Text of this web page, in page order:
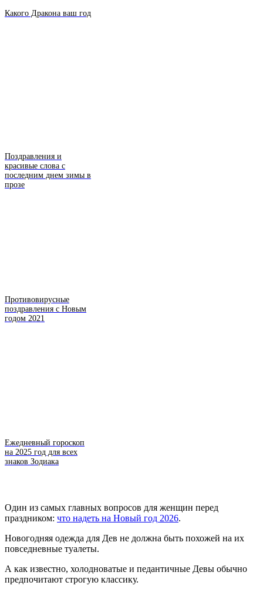
Какого Дракона ваш год
Поздравления и
красивые слова с
последним днем зимы в
прозе
Противовирусные
поздравления с Новым
годом 2021
Ежедневный гороскоп
на 2025 год для всех
знаков Зодиака
Один из самых главных вопросов для женщин перед
праздником: что надеть на Новый год 2026.
Новогодняя одежда для Дев не должна быть похожей на их
повседневные туалеты.
А как известно, холодноватые и педантичные Девы обычно
предпочитают строгую классику.